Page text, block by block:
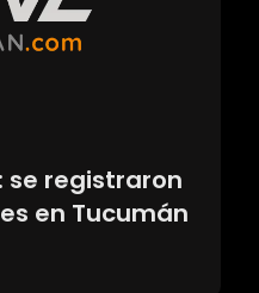
se registraron
en Tucumán